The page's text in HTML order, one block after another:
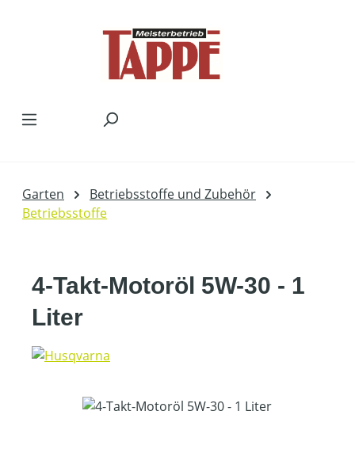
Garten
Betriebsstoffe und Zubehör
Betriebsstoffe
4-Takt-Motoröl 5W-30 - 1
Liter
Bildergalerie überspringen